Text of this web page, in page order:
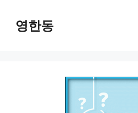
영한동